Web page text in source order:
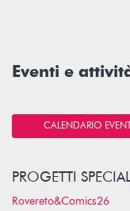
Eventi e
CALENDARIO EVENTI
PROGETTI
Rovereto&Comics26